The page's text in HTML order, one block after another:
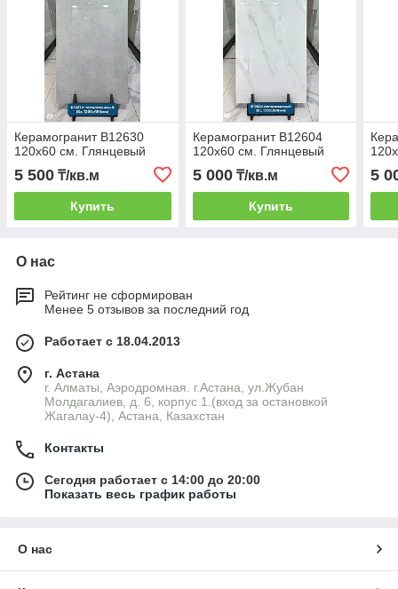
Керамогранит B12630
120х60 см. Глянцевый
5 500 ₸/кв.м
Купить
Керамогранит B12604
120х60 см. Глянцевый
5 000₸/кв.м
Купить
5
О нас
Рейтинг не сформирован
Менее 5 отзывов за последний год
Работает с 18.04.2013
г. Астана
г. Алматы, Аэродромная. г.Астана, ул.Жубан
Молдагалиев, д. 6, корпус 1.(вход за остановкой
Жагалау-4), Астана, Казахстан
Контакты
Сегодня работает с 14:00 до 20:00
Показать весь график работы
О нас